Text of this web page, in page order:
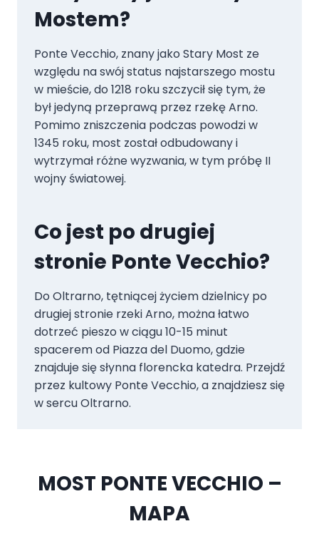
Mostem?
Ponte Vecchio, znany jako Stary Most ze
względu na swój status najstarszego mostu
w mieście, do 1218 roku szczycił się tym, że
był jedyną przeprawą przez rzekę Arno.
Pomimo zniszczenia podczas powodzi w
1345 roku, most został odbudowany i
wytrzymał różne wyzwania, w tym próbę II
wojny światowej.
Co jest po drugiej
stronie Ponte Vecchio?
Do Oltrarno, tętniącej życiem dzielnicy po
drugiej stronie rzeki Arno, można łatwo
dotrzeć pieszo w ciągu 10-15 minut
spacerem od Piazza del Duomo, gdzie
znajduje się słynna florencka katedra. Przejdź
przez kultowy Ponte Vecchio, a znajdziesz się
w sercu Oltrarno.
MOST PONTE VECCHIO –
MAPA